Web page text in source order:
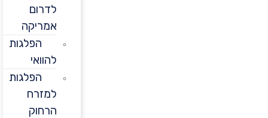
לדרום
אמריקה
הפלגות
הפלגות
למזרח
הרחוק